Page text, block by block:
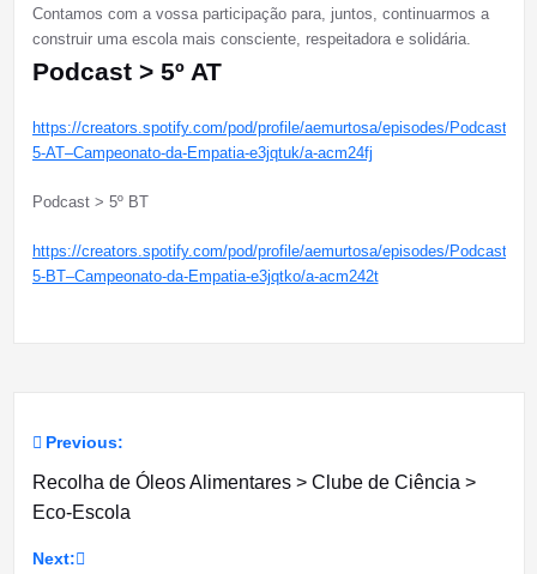
Contamos com a vossa participação para, juntos, continuarmos a
construir uma escola mais consciente, respeitadora e solidária.
Podcast > 5º AT
https://creators.spotify.com/pod/profile/aemurtosa/episodes/Podcast-
5-AT–Campeonato-da-Empatia-e3jqtuk/a-acm24fj
Podcast > 5º BT
https://creators.spotify.com/pod/profile/aemurtosa/episodes/Podcast-
5-BT–Campeonato-da-Empatia-e3jqtko/a-acm242t
Navegação
de
artigos
Previous:
Recolha de Óleos Alimentares > Clube de Ciência >
Eco-Escola
Next: